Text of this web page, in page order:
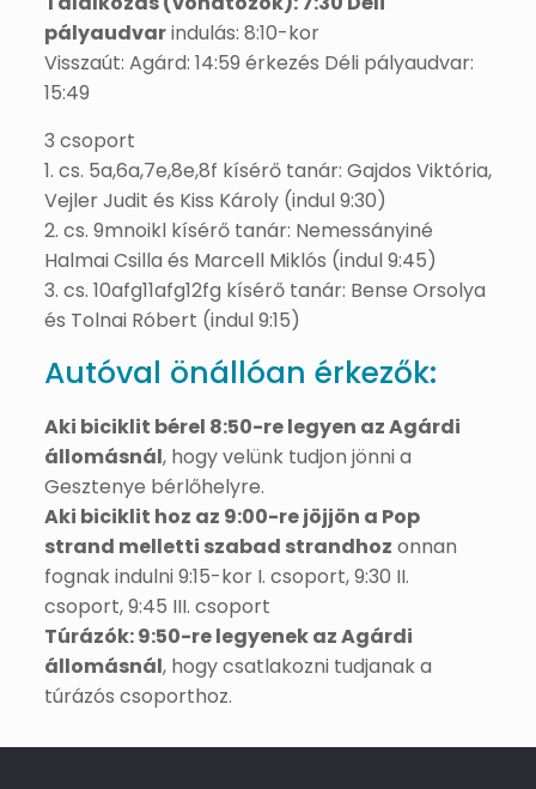
pályaudvarindulás: 8:10-kor
Visszaút: Agárd: 14:59 érkezés Déli pályaudvar:
15:49
3 csoport
1. cs. 5a,6a,7e,8e,8f kísérő tanár: Gajdos Viktória,
Vejler Judit és Kiss Károly (indul 9:30)
2. cs. 9mnoikl kísérő tanár: Nemessányiné
Halmai Csilla és Marcell Miklós (indul 9:45)
3. cs. 10afg11afg12fg kísérő tanár: Bense Orsolya
és Tolnai Róbert (indul 9:15)
Autóval önállóan érkezők:
Aki biciklit bérel 8:50-re legyen az Agárdi
állomásnál, hogy velünk tudjon jönni a
Gesztenye bérlőhelyre.
Aki biciklit hoz az 9:00-re jöjjön a Pop
strand melletti szabad strandhoz onnan
fognak indulni 9:15-kor I. csoport, 9:30 II.
csoport, 9:45 III. csoport
Túrázók: 9:50-re legyenek az Agárdi
állomásnál, hogy csatlakozni tudjanak a
túrázós csoporthoz.